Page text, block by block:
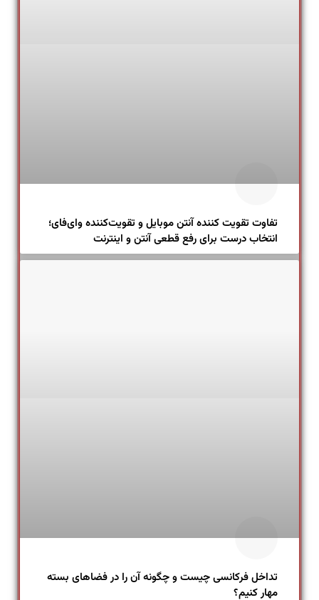
تفاوت تقویت کننده آنتن موبایل و تقویت‌کننده وای‌فای؛
انتخاب درست برای رفع قطعی آنتن و اینترنت
تداخل فرکانسی چیست و چگونه آن را در فضاهای بسته
مهار کنیم؟